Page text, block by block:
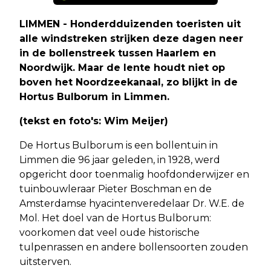
LIMMEN - Honderdduizenden toeristen uit
alle windstreken strijken deze dagen neer
in de bollenstreek tussen Haarlem en
Noordwijk. Maar de lente houdt niet op
boven het Noordzeekanaal, zo blijkt in de
Hortus Bulborum in Limmen.
(tekst en foto's: Wim Meijer)
De Hortus Bulborum is een bollentuin in
Limmen die 96 jaar geleden, in 1928, werd
opgericht door toenmalig hoofdonderwijzer en
tuinbouwleraar Pieter Boschman en de
Amsterdamse hyacintenveredelaar Dr. W.E. de
Mol. Het doel van de Hortus Bulborum:
voorkomen dat veel oude historische
tulpenrassen en andere bollensoorten zouden
uitsterven.